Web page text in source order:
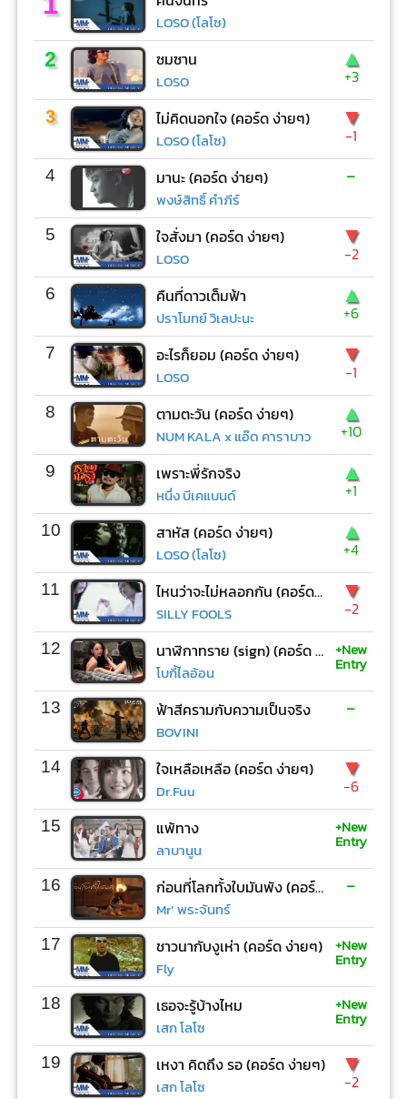
LOSO (โลโซ)
2 ซมซาน
LOSO
▲
+3
3 ไม่คิดนอกใจ (คอร์ด ง่ายๆ)
LOSO (โลโซ)
▼
-1
4 มานะ (คอร์ด ง่ายๆ)
พงษ์สิทธิ์ คำภีร์
-
5 ใจสั่งมา (คอร์ด ง่ายๆ)
LOSO
▼
-2
6 คืนที่ดาวเต็มฟ้า
ปราโมทย์ วิเลปะนะ
▲
+6
7 อะไรก็ยอม (คอร์ด ง่ายๆ)
LOSO
▼
-1
8 ตามตะวัน (คอร์ด ง่ายๆ)
NUM KALA x แอ๊ด คาราบาว
▲
+10
9 เพราะพี่รักจริง
หนึ่ง บีเคแบนด์
▲
+1
10 สาหัส (คอร์ด ง่ายๆ)
LOSO (โลโซ)
▲
+4
11 ไหนว่าจะไม่หลอกกัน (คอร์ด ง่ายๆ)
SILLY FOOLS
▼
-2
12 นาฬิกาทราย (sign) (คอร์ด ง่ายๆ)
โบกี้ไลอ้อน
+New
Entry
13 ฟ้าสีครามกับความเป็นจริง
BOVINI
-
14 ใจเหลือเหลือ (คอร์ด ง่ายๆ)
Dr.Fuu
▼
-6
15 แพ้ทาง
ลาบานูน
+New
Entry
16 ก่อนที่โลกทั้งใบมันพัง (คอร์ด ง่ายๆ)
Mr’ พระจันทร์
-
17 ชาวนากับงูเห่า (คอร์ด ง่ายๆ)
Fly
+New
Entry
18 เธอจะรู้บ้างไหม
เสก โลโซ
+New
Entry
19 เหงา คิดถึง รอ (คอร์ด ง่ายๆ)
เสก โลโซ
▼
-2